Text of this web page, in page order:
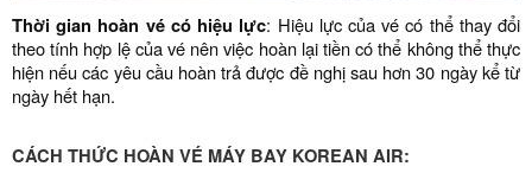
Thời gian hoàn vé có hiệu lực: Hiệu lực của vé có thể thay đổi
theo tính hợp lệ của vé nên việc hoàn lại tiền có thể không thể thực
hiện nếu các yêu cầu hoàn trả được đề nghị sau hơn 30 ngày kể từ
ngày hết hạn.
CÁCH THỨC HOÀN VÉ MÁY BAY KOREAN AIR: